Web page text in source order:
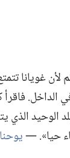
لأن غويانا
في الداخل.‏
الوحيد الذي
حيا».‏ —‏يوحنا ٤:‏١٠